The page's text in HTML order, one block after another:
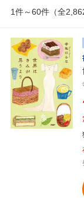
1件～60件（全